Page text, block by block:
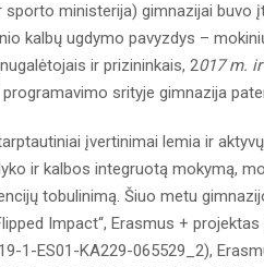
sporto ministerija) gimnazijai
kalbų ugdymo pavyzdys –
ir prizininkais, 2017 m.
programavimo srityje gimnazija
įvertinimai lemia ir
ir kalbos integruotą mokymą,
tobulinimą. Šiuo metu
Impact“, Erasmus +
1-ES01-KA229-065529_2),